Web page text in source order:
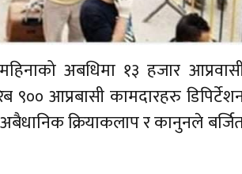
अबधिमा १३ हजार
आप्रबासी कामदारहरु
क्रियाकलाप र कानुनले